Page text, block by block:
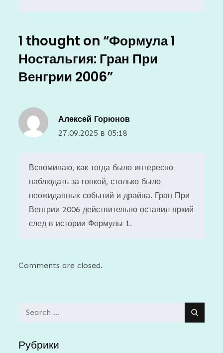
1 thought on “Формула 1
Ностальгия: Гран При
Венгрии 2006”
Алексей Горюнов
27.09.2025 в 05:18
Вспоминаю, как тогда было интересно
наблюдать за гонкой, столько было
неожиданных событий и драйва. Гран При
Венгрии 2006 действительно оставил яркий
след в истории Формулы 1.
Comments are closed.
Search
Рубрики